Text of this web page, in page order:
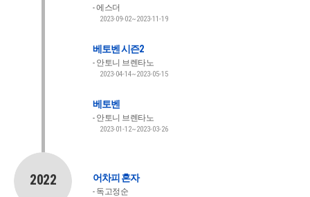
에스더
2023-09-02~2023-11-19
베토벤 시즌2
안토니 브렌타노
2023-04-14~2023-05-15
베토벤
안토니 브렌타노
2023-01-12~2023-03-26
2022 어차피 혼자
독고정순